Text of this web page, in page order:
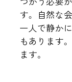
す。 自然な
一人で静か
もあります。
ます。